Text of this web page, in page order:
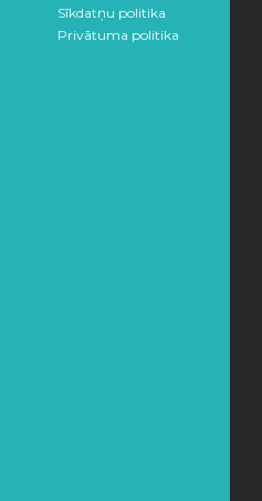
Sīkdatņu politika
Privātuma politika